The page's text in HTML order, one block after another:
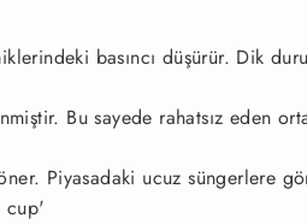
basıncı düşürür. Dik
Bu sayede rahatsız eden
Piyasadaki ucuz süngerlere
cup'